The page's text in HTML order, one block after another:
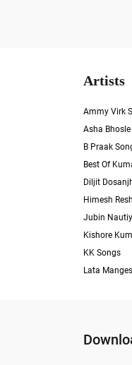
Artists
Ammy Virk
Asha
B Praak
Best Of
Diljit
Himesh
Jubin
Kishore
KK Songs
Lata